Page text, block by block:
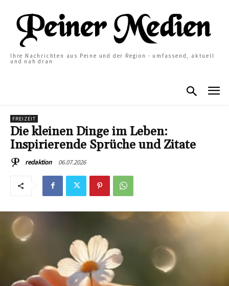
Ihre Nachrichten aus Peine und der Region - umfassend, aktuell
und nah dran
FREIZEIT
Die kleinen Dinge im Leben:
Inspirierende Sprüche und Zitate
redaktion 06.07.2026